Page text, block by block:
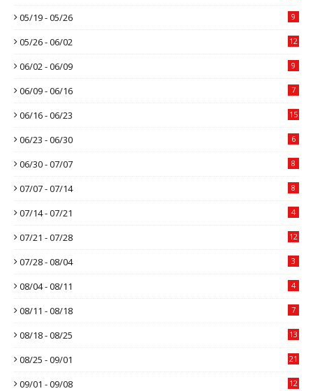
05/19 - 05/26 9
05/26 - 06/02 12
06/02 - 06/09 9
06/09 - 06/16 7
06/16 - 06/23 15
06/23 - 06/30 6
06/30 - 07/07 8
07/07 - 07/14 8
07/14 - 07/21 4
07/21 - 07/28 12
07/28 - 08/04 3
08/04 - 08/11 4
08/11 - 08/18 7
08/18 - 08/25 13
08/25 - 09/01 21
09/01 - 09/08 12